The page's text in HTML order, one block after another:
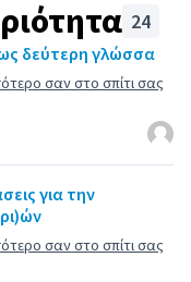
24
δεύτερη γλώσσα
σαν στο σπίτι σας
για την
σαν στο σπίτι σας